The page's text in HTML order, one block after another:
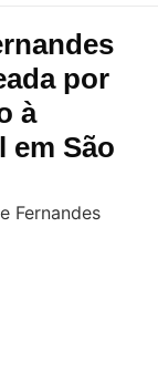
por
à
em São